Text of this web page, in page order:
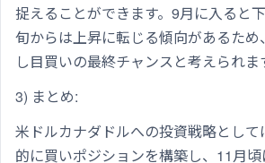
捉えることができます。9月に入ると
旬からは上昇に転じる傾向があるた
し目買いの最終チャンスと考えられま
3) まとめ:
米ドルカナダドルへの投資戦略とし
的に買いポジションを構築し、11月